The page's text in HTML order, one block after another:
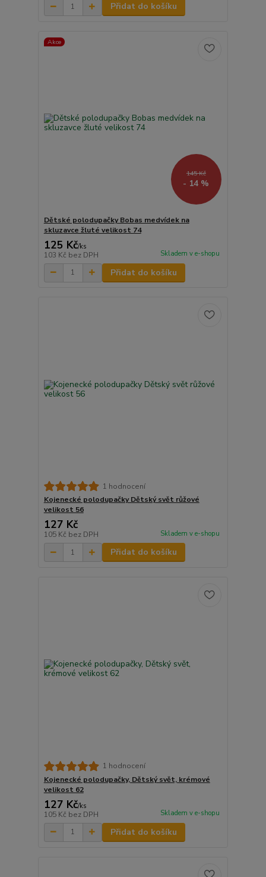
Přidat do košíku
Akce
145 Kč
- 14 %
Dětské polodupačky Bobas medvídek na
skluzavce žluté velikost 74
125 Kč/ks
103 Kč bez DPH Skladem v e-shopu
Přidat do košíku
1 hodnocení
Kojenecké polodupačky Dětský svět růžové
velikost 56
127 Kč
105 Kč bez DPH Skladem v e-shopu
Přidat do košíku
1 hodnocení
Kojenecké polodupačky, Dětský svět, krémové
velikost 62
127 Kč/ks
105 Kč bez DPH Skladem v e-shopu
Přidat do košíku